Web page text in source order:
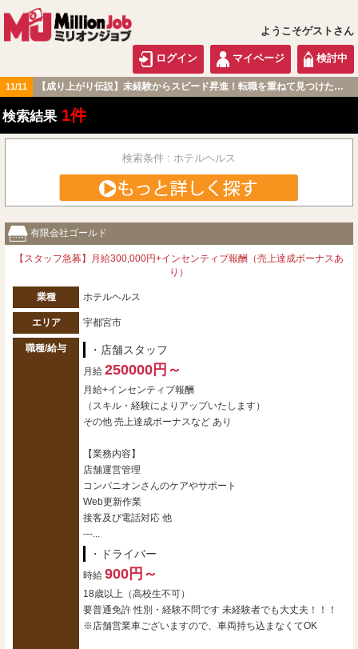
ようこそゲストさん
ログイン マイページ 検討中
11/11 【成り上がり伝説】未経験からスピード昇進！転職を重ねて見つけた『本当に働きやすい職場』とは？
北関東版
検索結果 1件
検索条件 : ホテルヘルス
有限会社ゴールド
【スタッフ急募】月給300,000円+インセンティブ報酬（売上達成ボーナスあ
り）
業種 ホテルヘルス
エリア 宇都宮市
職種/給与 ・店舗スタッフ
月給 250000円～
月給+インセンティブ報酬
（スキル・経験によりアップいたします）
その他 売上達成ボーナスなど あり
【業務内容】
店舗運営管理
コンパニオンさんのケアやサポート
Web更新作業
接客及び電話対応 他
---...
・ドライバー
時給 900円～
18歳以上（高校生不可）
要普通免許 性別・経験不問です 未経験者でも大丈夫！！！
※店舗営業車ございますので、車両持ち込まなくてOK